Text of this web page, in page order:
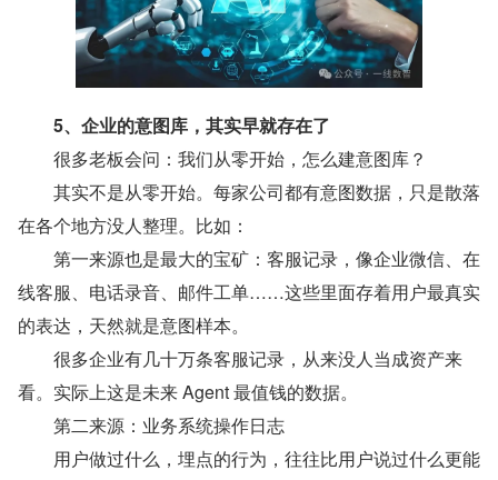
5、企业的意图库，其实早就存在了
很多老板会问：我们从零开始，怎么建意图库？
其实不是从零开始。每家公司都有意图数据，只是散落
在各个地方没人整理。比如：
第一来源也是最大的宝矿：客服记录，像企业微信、在
线客服、电话录音、邮件工单……这些里面存着用户最真实
的表达，天然就是意图样本。
很多企业有几十万条客服记录，从来没人当成资产来
看。实际上这是未来 Agent 最值钱的数据。
第二来源：业务系统操作日志
用户做过什么，埋点的行为，往往比用户说过什么更能